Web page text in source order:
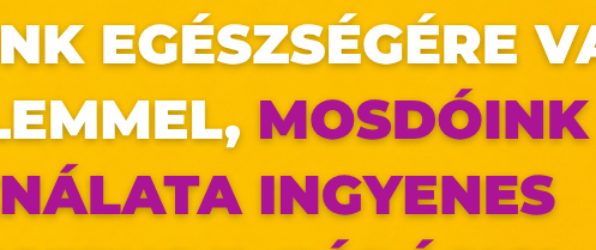
ami a kényelmet és a stílust hozza össze a mindennapokra. Könnyű,
rohanós hétköznapról vagy lazább programról. Nézd meg az új
sütiket használ